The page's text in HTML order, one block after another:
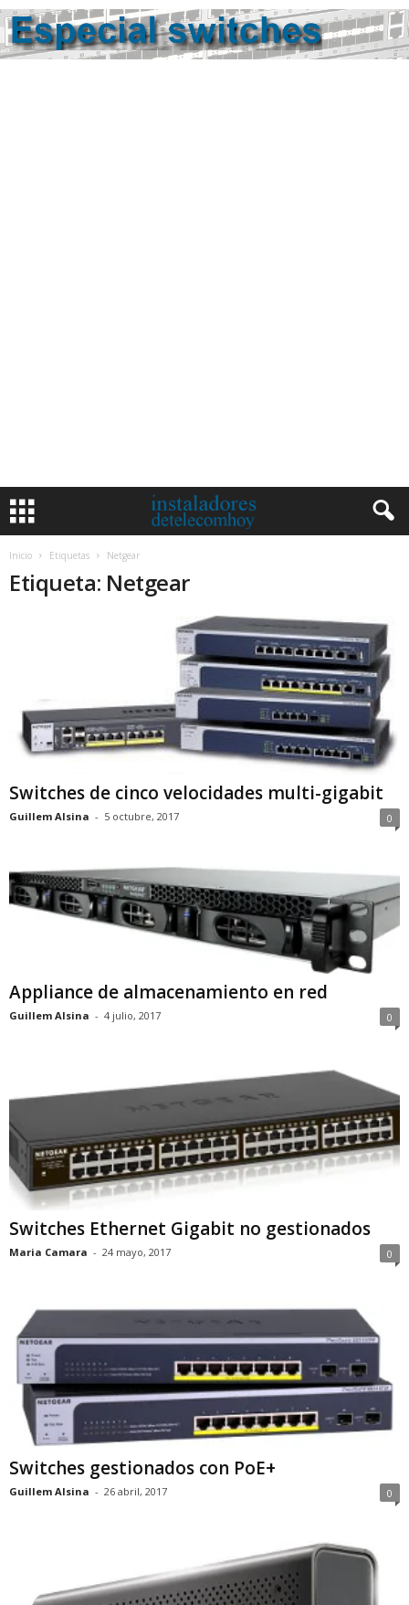
Inicio Etiquetas Netgear
Etiqueta: Netgear
Switches de cinco velocidades multi-gigabit
Guillem Alsina - 5 octubre, 2017 0
Appliance de almacenamiento en red
Guillem Alsina - 4 julio, 2017 0
Switches Ethernet Gigabit no gestionados
Maria Camara - 24 mayo, 2017 0
Switches gestionados con PoE+
Guillem Alsina - 26 abril, 2017 0